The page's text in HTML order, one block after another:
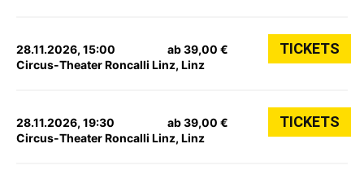
28.11.2026, 15:00
Circus-Theater Roncalli Linz, Linz
ab 39,00 € TICKETS
28.11.2026, 19:30
Circus-Theater Roncalli Linz, Linz
ab 39,00 € TICKETS